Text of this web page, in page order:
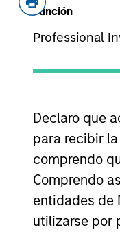
Función
Professional
Declaro que
para recibir
comprendo
Comprendo
entidades de
utilizarse por